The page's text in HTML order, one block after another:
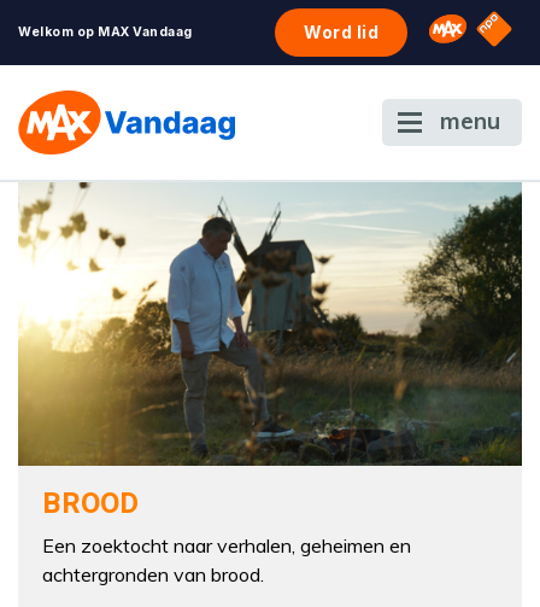
Welkom op MAX Vandaag Word lid Omroep
NPO
menu
BROOD
Een zoektocht naar verhalen, geheimen en
achtergronden van brood.